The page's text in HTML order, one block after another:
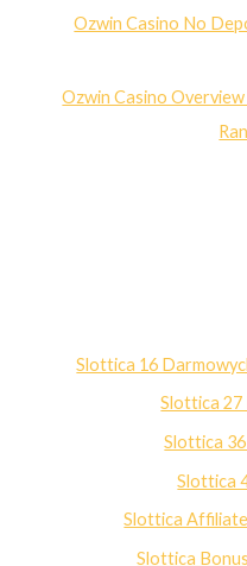
Ozwin Casino No
Ozwin Casino
Slottica 16
Slottica 27
Slottica
Slottica
Slottica
Slottica